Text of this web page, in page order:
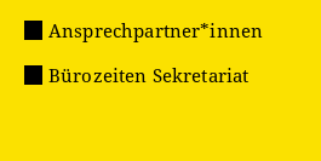
Ansprechpartner*innen
Bürozeiten Sekretariat